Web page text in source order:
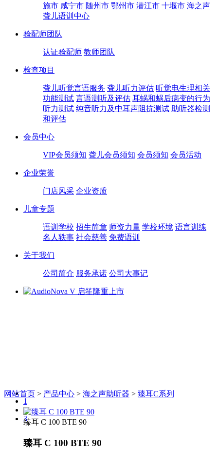
施市 咸宁市 随州市 鄂州市 潜江市 十堰市 海之声
聋儿语训中心
验配师团队
认证验配师 教师团队
检查项目
聋儿听觉言语服务 聋儿听力评估 听觉电生理相关
功能测试 言语测听及评估 耳蜗和蜗后病变的行为
听力测试 纯音听力及中耳声阻抗测试 助听器检测
和评估
会员中心
VIP会员须知 聋儿会员须知 会员须知 会员活动
企业荣誉
门店风采 企业资质
儿童专题
语训学校 招生简章 师资力量 学校环境 语言训练
名人轶事 社会慈善 免费语训
关于我们
公司简介 服务承诺 公司大事记
1
2
3
网站首页 > 产品中心 > 海之声助听器 > 臻耳C系列
臻耳 C 100 BTE 90
臻耳 C 100 BTE 90